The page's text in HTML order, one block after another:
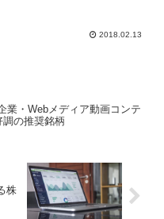
2018.02.13
業・Webメディア動画コンテ
調の推奨銘柄
株